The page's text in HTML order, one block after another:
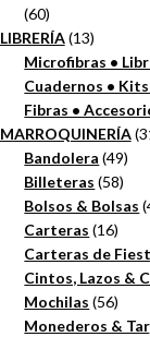
6060
productos
LIBRERÍA 1313
Microfibras •
Cuadernos •
Fibras •
MARROQUINERÍA
Bandolera 4949
Billeteras 5858
Bolsos & Bolsas
Carteras 1616
Carteras de
Cintos, Lazos &
Mochilas 5656
Monederos &